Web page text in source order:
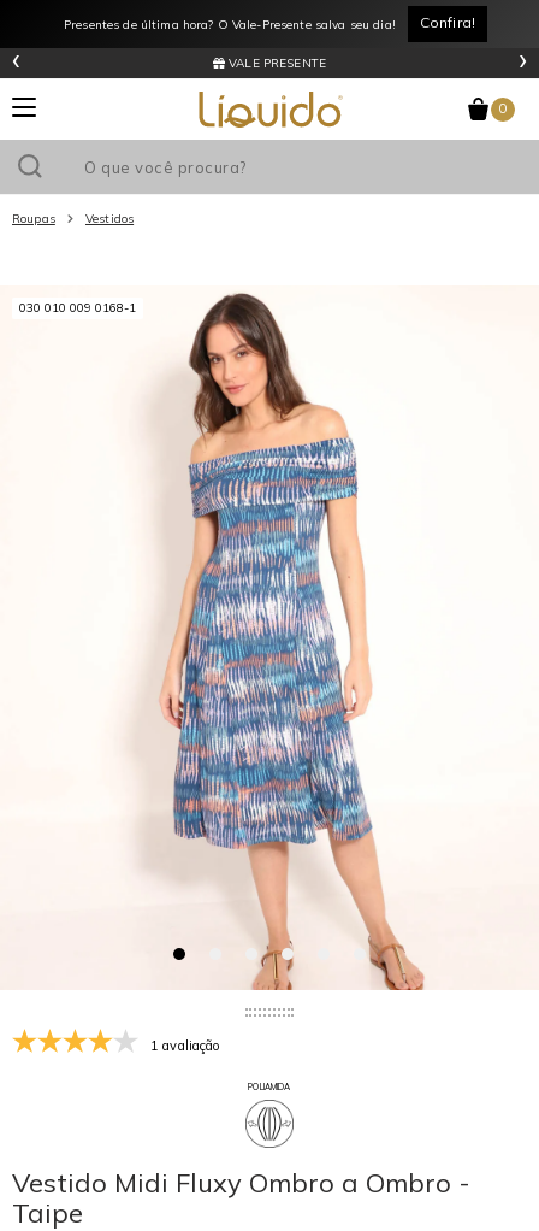
Presentes de última hora? O Vale-Presente salva seu dia! Confira!
VALE PRESENTE
‹ ›
0
Roupas Vestidos
e ganhe
compra acima de R$
030 010 009 0168-1
1 avaliação
POLIAMIDA
Vestido Midi Fluxy Ombro a Ombro -
Taipe